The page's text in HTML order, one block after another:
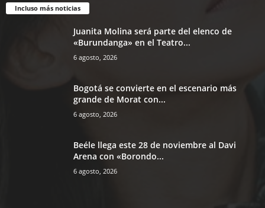
Incluso más noticias
Juanita Molina será parte del elenco de
«Burundanga» en el Teatro...
6 agosto, 2026
Bogotá se convierte en el escenario más
grande de Morat con...
6 agosto, 2026
Beéle llega este 28 de noviembre al Davi
Arena con «Borondo...
6 agosto, 2026